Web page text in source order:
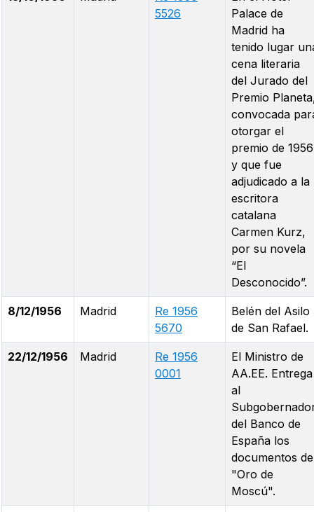
5526
Palace de
Madrid ha
tenido lugar
cena literaria
del Jurado del
Premio
convocada
otorgar el
premio de 1956
y que fue
adjudicado a la
escritora
catalana
Carmen Kurz,
por su novela
“El
Desconocido”.
8/12/1956 Madrid
Re 1956
5670
Belén del Asilo
de San Rafael.
22/12/1956 Madrid
Re 1956
0001
El Ministro de
AA.EE. Entrega
al
del Banco de
España los
documentos
"Oro de
Moscú".